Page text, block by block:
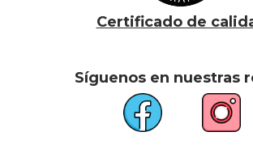
Certificado de
Síguenos en nuestras